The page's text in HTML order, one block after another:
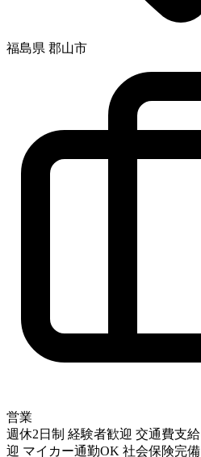
福島県 郡山市
営業
週休2日制 経験者歓迎 交通費支給
迎 マイカー通勤OK 社会保険完備